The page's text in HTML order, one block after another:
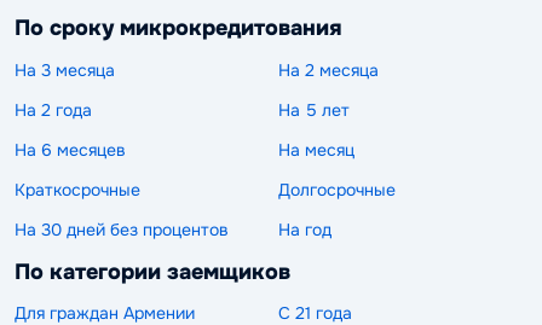
По сроку микрокредитования
На 3 месяца
На 2 месяца
На 2 года
На 5 лет
На 6 месяцев
На месяц
Краткосрочные
Долгосрочные
На 30 дней без процентов
На год
По категории заемщиков
Для граждан Армении
С 21 года